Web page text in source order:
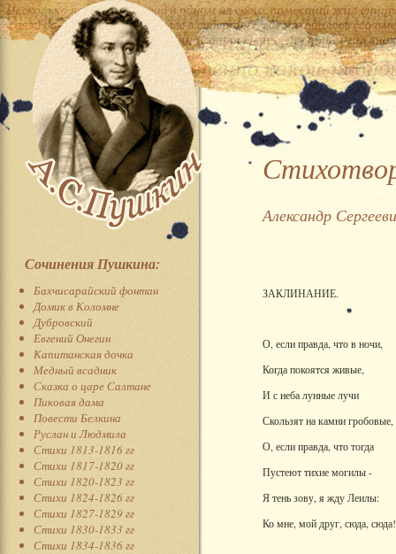
Сочинения Пушкина:
Бахчисарайский фонтан
Домик в Коломне
Дубровский
Евгений Онегин
Капитанская дочка
Медный всадник
Сказка о царе Салтане
Пиковая дама
Повести Белкина
Руслан и Людмила
Стихи 1813-1816 гг
Стихи 1817-1820 гг
Стихи 1820-1823 гг
Стихи 1824-1826 гг
Стихи 1827-1829 гг
Стихи 1830-1833 гг
Стихи 1834-1836 гг
Александр
ЗАКЛИНАНИЕ.
О, если правда, что в ночи,
Когда покоятся живые,
И с неба лунные лучи
Скользят на камни гробовые,
О, если правда, что тогда
Пустеют тихие могилы -
Я тень зову, я жду Леилы:
Ко мне, мой друг, сюда, сюда!